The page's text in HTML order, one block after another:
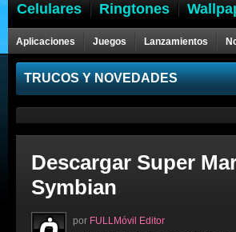
Celulares Ringtones
Aplicaciones Juegos Lanzamientos
Celulares
TRUCOS Y NOVEDADES
Descargar Super
Symbian
por FULLMóvil Editor